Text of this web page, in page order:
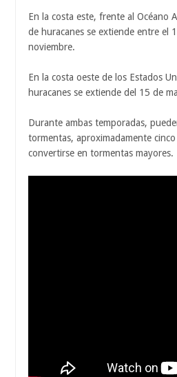
En la costa este, frente al Océano
de huracanes se extiende entre el
noviembre.
En la costa oeste de los Estados
huracanes se extiende del 15 de
Durante ambas temporadas,
tormentas, aproximadamente
convertirse en tormentas mayores.